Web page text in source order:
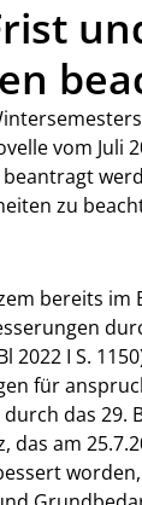
vom Juli
zu
bereits im
2022 I S.
für
das 29.
das am